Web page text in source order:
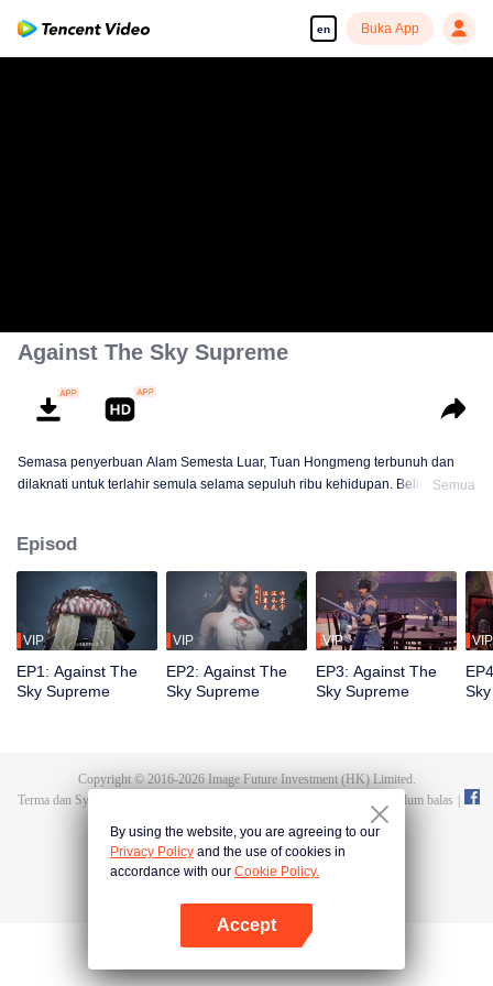
en Buka App
Against The Sky Supreme
Semasa penyerbuan Alam Semesta Luar, Tuan Hongmeng terbunuh dan
dilaknati untuk terlahir semula selama sepuluh ribu kehidupan. Beliau
perkahwinan, Tan Yun terserempak dengan tunangnya yang berlaku curang
dan dipukul untuk membangkitkan ingatan Hongmeng. Kemudian, Tan Yun
memiliki bakat tahap Dewa untuk meningkatkan pertumbuhannya.
Semua
Episod
VIP
EP1: Against The
Sky Supreme
VIP
EP2: Against The
Sky Supreme
VIP
EP3: Against The
Sky Supreme
VIP
Copyright © 2016-2026Image Future Investment (HK) Limited.
Terma dan Syarat
Cadangan dan maklum balas
By using the website, you are agreeing to our
Privacy Policy and the use of cookies in
accordance with our Cookie Policy.
Accept